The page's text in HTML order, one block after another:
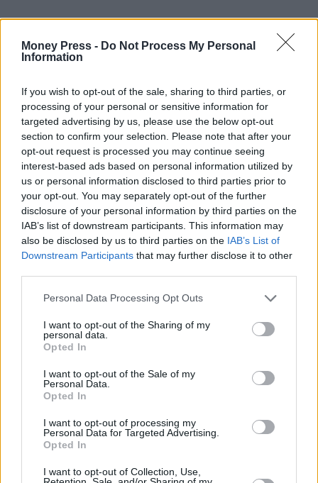
Money Press - Do Not Process My Personal
Information
If you wish to opt-out of the sale, sharing to third parties, or
processing of your personal or sensitive information for
targeted advertising by us, please use the below opt-out
section to confirm your selection. Please note that after your
opt-out request is processed you may continue seeing
interest-based ads based on personal information utilized by
us or personal information disclosed to third parties prior to
your opt-out. You may separately opt-out of the further
disclosure of your personal information by third parties on the
IAB’s list of downstream participants. This information may
also be disclosed by us to third parties on the IAB’s List of
Downstream Participants that may further disclose it to other
Personal Data Processing Opt Outs
I want to opt-out of the Sharing of my
personal data.
Opted In
I want to opt-out of the Sale of my
Personal Data.
Opted In
I want to opt-out of processing my
Personal Data for Targeted Advertising.
Opted In
I want to opt-out of Collection, Use,